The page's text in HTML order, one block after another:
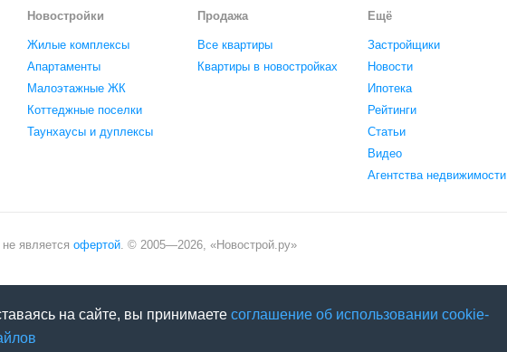
Новостройки
Жилые комплексы
Апартаменты
Малоэтажные ЖК
Коттеджные поселки
Таунхаусы и дуплексы
Продажа
Все квартиры
Квартиры в новостройках
Ещё
Застройщики
Новости
Ипотека
Рейтинги
Статьи
Видео
Агентства недвижимости
является офертой. © 2005—2026, «Новострой.ру»
на сайте, вы принимаете соглашение об использовании cookie-